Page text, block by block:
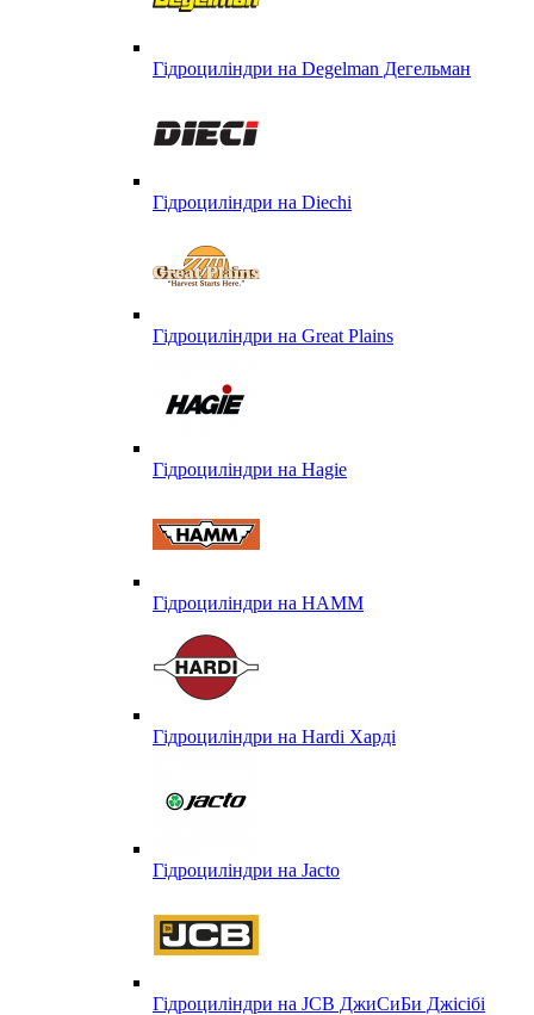
Гідроциліндри на Degelman Дегельман
Гідроциліндри на Diechi
Гідроциліндри на Great Plains
Гідроциліндри на Hagie
Гідроциліндри на HAMM
Гідроциліндри на Hardi Харді
Гідроциліндри на Jacto
Гідроциліндри на JCB ДжиСиБи Джісібі